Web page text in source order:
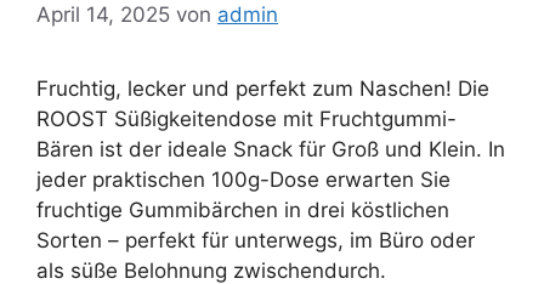
April 14, 2025 von admin
Fruchtig, lecker und perfekt zum Naschen! Die
ROOST Süßigkeitendose mit Fruchtgummi-
Bären ist der ideale Snack für Groß und Klein. In
jeder praktischen 100g-Dose erwarten Sie
fruchtige Gummibärchen in drei köstlichen
Sorten – perfekt für unterwegs, im Büro oder
als süße Belohnung zwischendurch.